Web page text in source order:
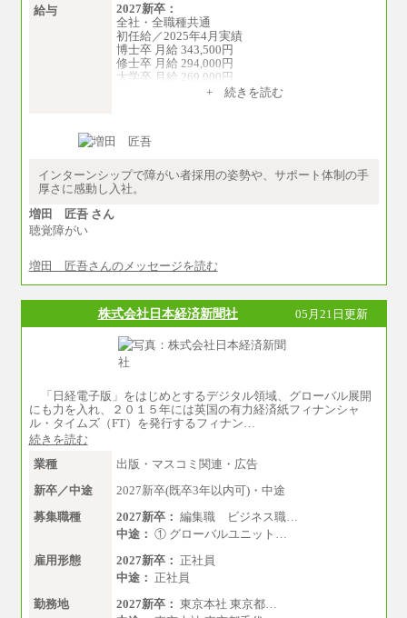
給与
2027新卒：
全社・全職種共通
初任給／2025年4月実績
博士卒 月給 343,500円
修士卒 月給 294,000円
大学卒 月給 269,000円
※試用期間の給与に変更はございません
ます。
円
+ 続きを読む
インターンシップで障がい者採用の姿勢や、サポート体制の手
厚さに感動し入社。
増田 匠吾 さん
聴覚障がい
増田 匠吾さんのメッセージを読む
株式会社日本経済新聞社 05月21日更新
「日経電子版」をはじめとするデジタル領域、グローバル展開
にも力を入れ、２０１５年には英国の有力経済紙フィナンシャ
ル・タイムズ（FT）を発行するフィナン…
続きを読む
業種
出版・マスコミ関連・広告
新卒／中途
2027新卒(既卒3年以内可)・中途
募集職種
2027新卒： 編集職 ビジネス職…
中途： ① グローバルユニット…
雇用形態
2027新卒： 正社員
中途： 正社員
勤務地
2027新卒： 東京本社 東京都…